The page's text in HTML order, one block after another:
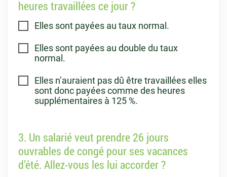
heures travaillées ce jour ?
Elles sont payées au taux normal.
Elles sont payées au double du taux
normal.
Elles n’auraient pas dû être travaillées elles
sont donc payées comme des heures
supplémentaires à 125 %.
3. Un salarié veut prendre 26 jours
ouvrables de congé pour ses vacances
d’été. Allez-vous les lui accorder ?